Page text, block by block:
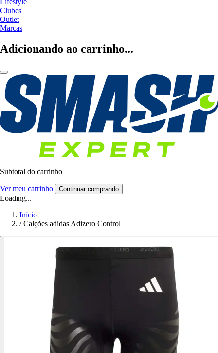
Lifestyle
Clubes
Outlet
Marcas
Adicionando ao carrinho...
Subtotal do carrinho
Ver meu carrinho Continuar comprando
Loading...
Início
/ Calções adidas Adizero Control